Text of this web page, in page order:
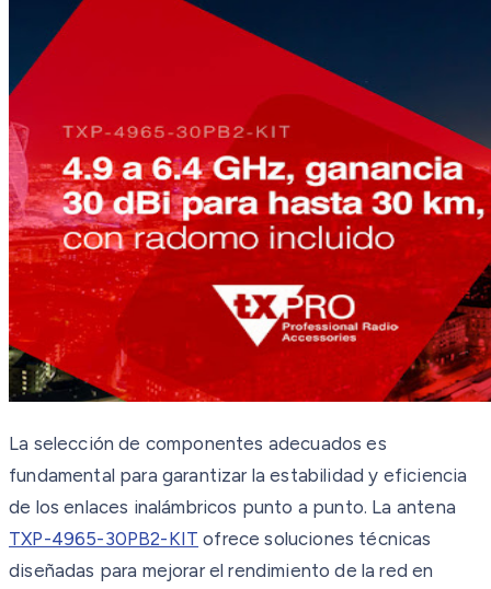
La selección de componentes adecuados es
fundamental para garantizar la estabilidad y eficiencia
de los enlaces inalámbricos punto a punto. La antena
TXP-4965-30PB2-KIT ofrece soluciones técnicas
diseñadas para mejorar el rendimiento de la red en